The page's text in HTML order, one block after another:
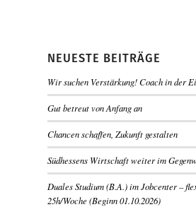
NEUESTE BEITRÄGE
Wir suchen Verstärkung! Coach in der
Gut betreut von Anfang an
Chancen schaffen, Zukunft gestalten
Südhessens Wirtschaft weiter im
Duales Studium (B.A.) im Jobcenter –
25h/Woche (Beginn 01.10.2026)